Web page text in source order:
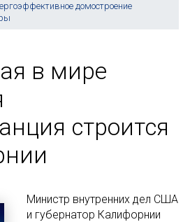
домостроение
в мире
строится
Министр внутренних дел США
и губернатор Калифорнии